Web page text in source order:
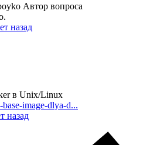
Автор вопроса
назад
в Unix/Linux
image-dlya-d...
назад